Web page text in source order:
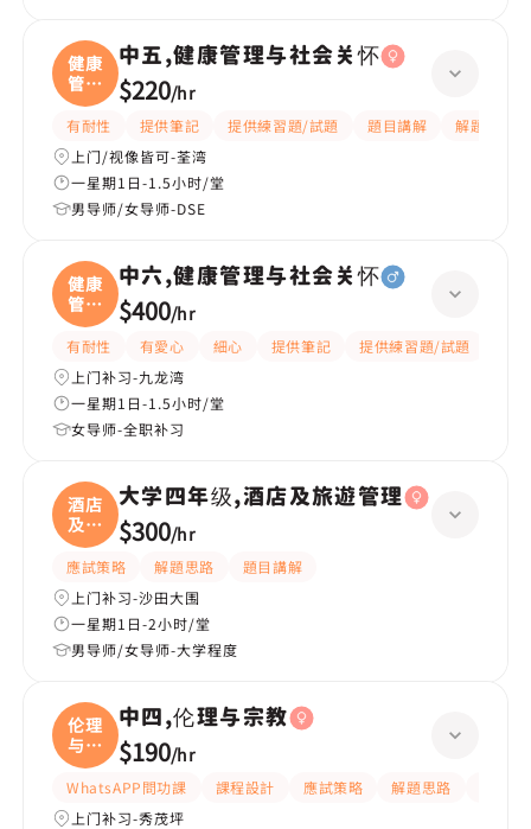
健康
管理
与
中五,健康管理与社会关怀
$220/hr
有耐性 提供筆記 提供練習題/試題 題目講解
解題思路
上门/视像皆可-荃湾
一星期1日-1.5小时/堂
男导师/女导师-DSE
健康
管理
与
中六,健康管理与社会关怀
$400/hr
有耐性 有愛心 細心 提供筆記 提供練習題/試題
上门补习-九龙湾
一星期1日-1.5小时/堂
女导师-全职补习
酒店
及旅
遊
大学四年级,酒店及旅遊管理
$300/hr
應試策略 解題思路
題目講解
上门补习-沙田大围
一星期1日-2小时/堂
男导师/女导师-大学程度
伦理
与宗
教
中四,伦理与宗教
$190/hr
WhatsAPP問功課 課程設計 應試策略 解題思路
上门补习-秀茂坪